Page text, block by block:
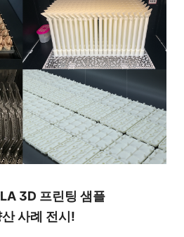
3D 프린팅 샘플
사례 전시!